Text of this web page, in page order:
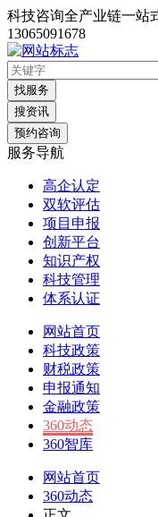
科技咨询全产业链一站
13065091678
找服务
搜资讯
预约咨询
服务导航
高企认定
双软评估
项目申报
创新平台
知识产权
科技管理
体系认证
网站首页
科技政策
财税政策
申报通知
金融政策
360动态
360智库
网站首页
360动态